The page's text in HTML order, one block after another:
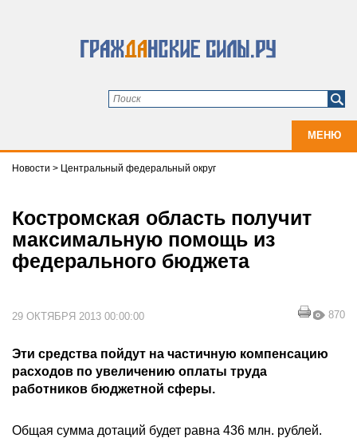
МЕНЮ
Новости > Центральный федеральный округ
Костромская область получит
максимальную помощь из
федерального бюджета
29 ОКТЯБРЯ 2013 00:00:00 870
Эти средства пойдут на частичную компенсацию
расходов по увеличению оплаты труда
работников бюджетной сферы.
Общая сумма дотаций будет равна 436 млн. рублей.